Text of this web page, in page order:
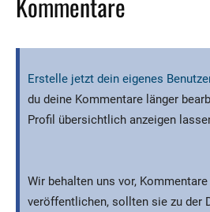
Erstelle jetzt dein eigenes
du deine Kommentare länger
Profil übersichtlich anzeigen
Wir behalten uns vor,
veröffentlichen, sollten sie zu der